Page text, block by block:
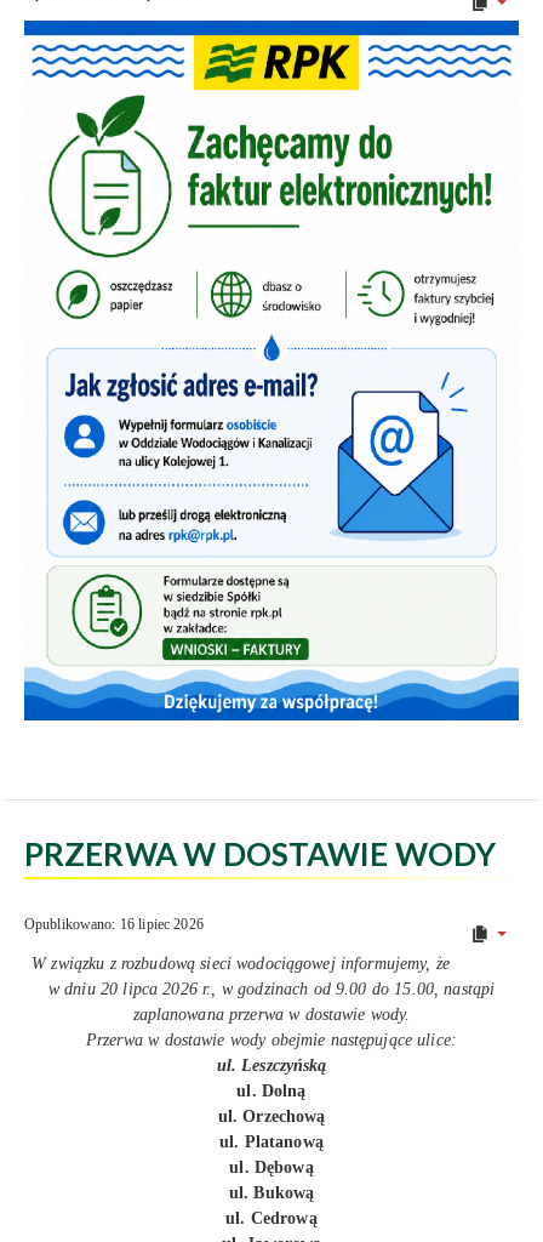
PRZERWA W DOSTAWIE WODY
Opublikowano: 16 lipiec 2026
W związku z rozbudową sieci wodociągowej informujemy, że
w dniu 20 lipca 2026 r., w godzinach od 9.00 do 15.00, nastąpi
zaplanowana przerwa w dostawie wody.
Przerwa w dostawie wody obejmie następujące ulice:
ul. Leszczyńską
ul. Dolną
ul. Orzechową
ul. Platanową
ul. Dębową
ul. Bukową
ul. Cedrową